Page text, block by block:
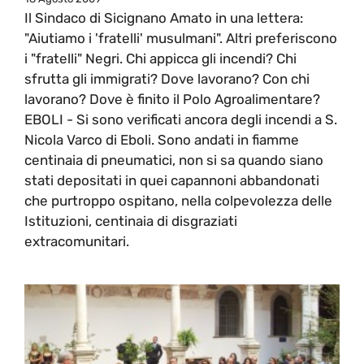
Il Sindaco di Sicignano Amato in una lettera:
"Aiutiamo i 'fratelli' musulmani". Altri preferiscono
i "fratelli" Negri. Chi appicca gli incendi? Chi
sfrutta gli immigrati? Dove lavorano? Con chi
lavorano? Dove è finito il Polo Agroalimentare?
EBOLI - Si sono verificati ancora degli incendi a S.
Nicola Varco di Eboli. Sono andati in fiamme
centinaia di pneumatici, non si sa quando siano
stati depositati in quei capannoni abbandonati
che purtroppo ospitano, nella colpevolezza delle
Istituzioni, centinaia di disgraziati
extracomunitari.